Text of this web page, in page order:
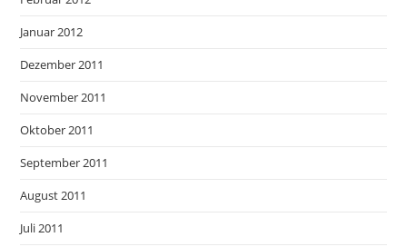
Januar 2012
Dezember 2011
November 2011
Oktober 2011
September 2011
August 2011
Juli 2011